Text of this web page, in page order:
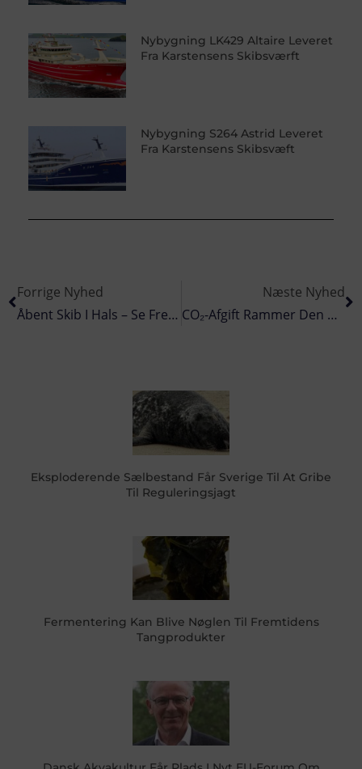
Nybygning LK429 Altaire Leveret
Fra Karstensens Skibsværft
Nybygning S264 Astrid Leveret
Fra Karstensens Skibsvæft
Forrige Nyhed
Åbent Skib I Hals – Se Fremtidens Teknologi Med Automatiserede Processer Ombord På En Hummertrawler
Næste Nyhed
CO₂-Afgift Rammer Den Blå Værdikæde – Fiskemels-Producenter Fanget I Unfair Konkurrence
Eksploderende Sælbestand Får Sverige Til At Gribe
Til Reguleringsjagt
Fermentering Kan Blive Nøglen Til Fremtidens
Tangprodukter